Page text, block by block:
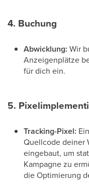
4. Buchung
Abwicklung: Wir
Anzeigenplätze
für dich ein.
5.
Tracking-Pixel:
Quellcode deiner
eingebaut, um
Kampagne zu
die Optimierung